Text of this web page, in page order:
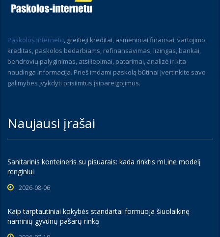
Paskolos internetu, greitieji kreditai, asmeniniai finansai, vartojimo
kreditas, paskolos bedarbiams, refinansavimas, lizingas, bankai,
bendrovių palyginimas, atsiliepimai, patarimai, analizė ir kita
naudinga informacija. Prieš imdami paskolą būtinai įvertinkite savo
galimybes įvykdyti prisiimtus įsipareigojimus.
Naujausi įrašai
Sanitarinis konteineris su pisuarais: kada rinktis mLine modelį
renginiui
2026-08-06
Kaip tarptautiniai kokybės standartai formuoja šiuolaikinę
naminių gyvūnų pašarų rinką